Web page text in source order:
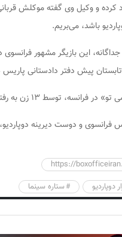
کرده و وکیل وی گفته موکلش
باشد، می‌بریم.
زن به رفتارهای نامناسب جنسی متهم شد.
فرانسوی و دوست دیرینه
https://
دوپاردیو ستاره سینما